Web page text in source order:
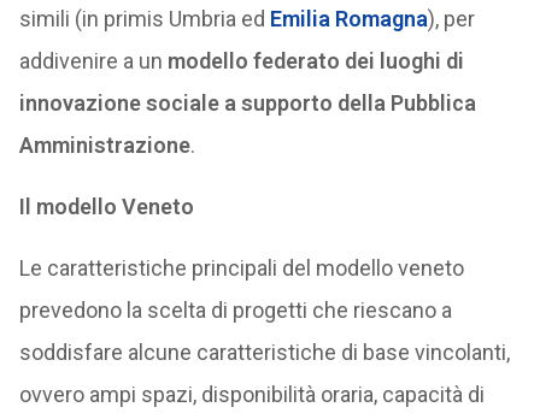
simili (in primis Umbria ed Emilia Romagna), per
addivenire a un modello federato dei luoghi di
innovazione sociale a supporto della Pubblica
Amministrazione.
Il modello Veneto
Le caratteristiche principali del modello veneto
prevedono la scelta di progetti che riescano a
soddisfare alcune caratteristiche di base vincolanti,
ovvero ampi spazi, disponibilità oraria, capacità di